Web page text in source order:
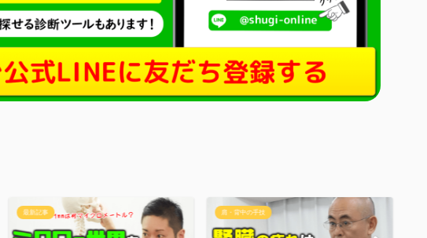
最新記事 肩・背中の手技